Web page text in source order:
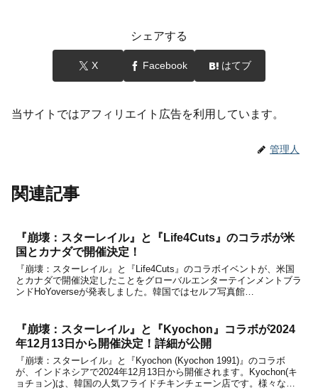
シェアする
X Facebook はてブ
当サイトではアフィリエイト広告を利用しています。
管理人
関連記事
『崩壊：スターレイル』と『Life4Cuts』のコラボが米
国とカナダで開催決定！
『崩壊：スターレイル』と『Life4Cuts』のコラボイベントが、米国
とカナダで開催決定したことをグローバルエンターテインメントブラ
ンドHoYoverseが発表しました。韓国ではセルフ写真館
『崩壊：スターレイル』と『Kyochon』コラボが2024
年12月13日から開催決定！詳細が公開
『崩壊：スターレイル』と『Kyochon (Kyochon 1991)』のコラボ
が、インドネシアで2024年12月13日から開催されます。Kyochon(キ
ョチョン)は、韓国の人気フライドチキンチェーン店です。様々な国